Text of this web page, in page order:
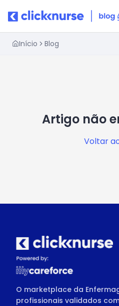
Início Blog
Artigo não
Voltar
O marketplace da
profissionais validados